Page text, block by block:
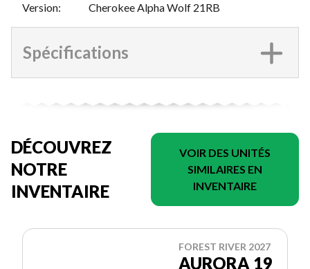
Version: Cherokee Alpha Wolf 21RB
Spécifications
DÉCOUVREZ
NOTRE
INVENTAIRE
VOIR DES UNITÉS
SIMILAIRES EN
INVENTAIRE
FOREST RIVER 2027
AURORA 19